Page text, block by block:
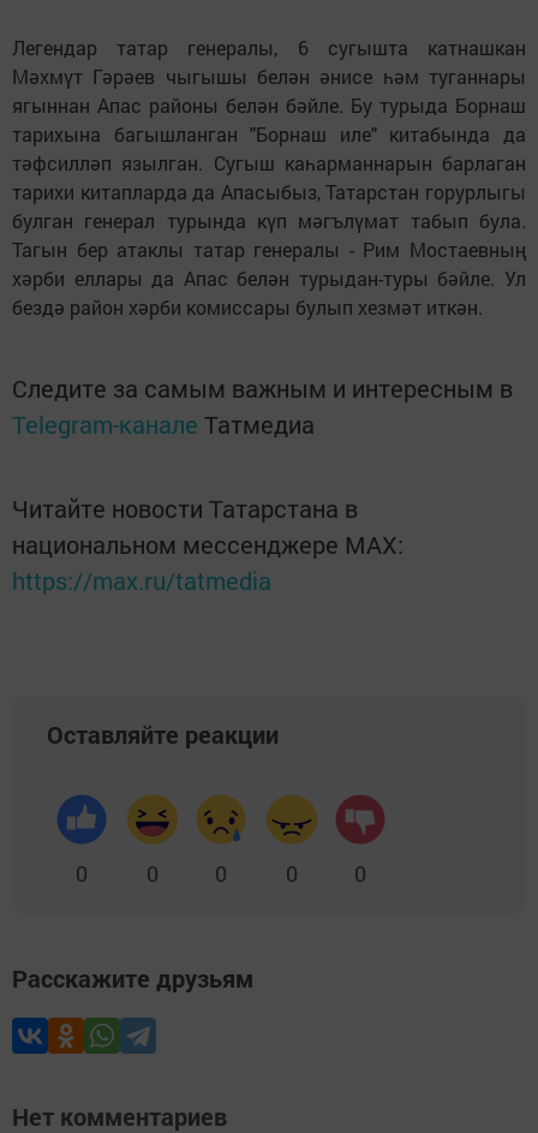
Легендар татар генералы, 6 сугышта катнашкан
Мәхмүт Гәрәев чыгышы белән әнисе һәм туганнары
ягыннан Апас районы белән бәйле. Бу турыда Борнаш
тарихына багышланган "Борнаш иле" китабында да
тәфсилләп язылган. Сугыш каһарманнарын барлаган
тарихи китапларда да Апасыбыз, Татарстан горурлыгы
булган генерал турында күп мәгълүмат табып була.
Тагын бер атаклы татар генералы - Рим Мостаевның
хәрби еллары да Апас белән турыдан-туры бәйле. Ул
бездә район хәрби комиссары булып хезмәт иткән.
Следите за самым важным и интересным в
Telegram-канале Татмедиа
Читайте новости Татарстана в
национальном мессенджере MАХ:
https://max.ru/tatmedia
Оставляйте реакции
0 0 0 0 0
Расскажите друзьям
Нет комментариев